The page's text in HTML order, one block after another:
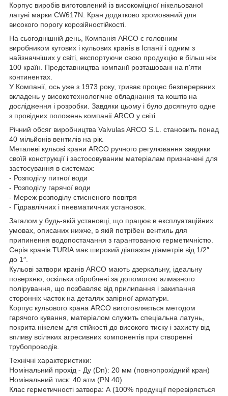
Корпус виробів виготовлений із високоміцної нікельованої
латуні марки CW617N. Кран додатково хромований для
високого порогу корозійностійкості.
На сьогоднішній день, Компанія ARCO є головним
виробником кутових і кульових кранів в Іспанії і одним з
найзначніших у світі, експортуючи свою продукцію в більш ніж
100 країн. Представництва компанії розташовані на п'яти
континентах.
У Компанії, ось уже з 1973 року, триває процес безперервних
вкладень у високотехнологічне обладнання та коштів на
дослідження і розробки. Завдяки цьому і було досягнуто одне
з провідних положень компанії ARCO у світі.
Річний обсяг виробництва Valvulas ARCO S.L. становить понад
40 мільйонів вентилів на рік.
Металеві кульові крани ARCO ручного регулювання завдяки
своїй конструкції і застосовуваним матеріалам призначені для
застосування в системах:
- Розподілу питної води
- Розподілу гарячої води
- Мереж розподілу стисненого повітря
- Гідравлічних і пневматичних установок.
Загалом у будь-якій установці, що працює в експлуатаційних
умовах, описаних нижче, в якій потрібен вентиль для
припинення водопостачання з гарантованою герметичністю.
Серія кранів TURIA має широкий діапазон діаметрів від 1/2″
до 1″.
Кульові затвори кранів ARCO мають дзеркальну, ідеальну
поверхню, оскільки оброблені за допомогою алмазного
полірування, що позбавляє від прилипання і закипання
сторонніх часток на деталях запірної арматури.
Корпус кульового крана ARCO виготовляється методом
гарячого кування, матеріалом служить спеціальна латунь,
покрита нікелем для стійкості до високого тиску і захисту від
впливу всіляких агресивних компонентів при створенні
трубопроводів.
Технічні характеристики:
Номінальний прохід - Ду (Dn): 20 мм (повнопрохідний кран)
Номінальний тиск: 40 атм (PN 40)
Клас герметичності затвора: А (100% продукції перевіряється